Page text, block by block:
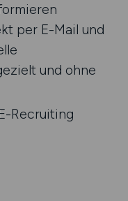
per E-Mail und
und ohne
Recruiting